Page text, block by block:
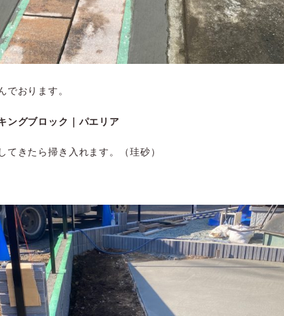
おります。
ングブロック｜パエリア
きたら掃き入れます。（珪砂）